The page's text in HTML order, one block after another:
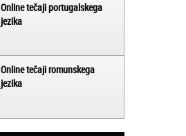
Online tečaji portugalskega
jezika
Online tečaji romunskega
jezika